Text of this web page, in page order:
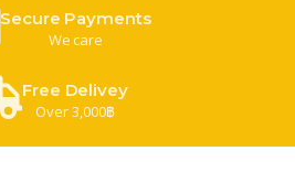
Secure Payments
We care
Free Delivey
Over 3,000฿